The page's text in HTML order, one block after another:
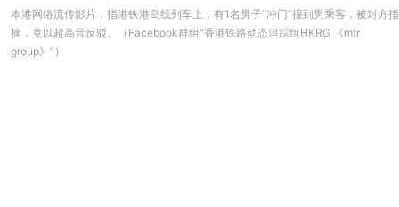
本港网络流传影片，指港铁港岛线列车上，有1名男子“冲门”撞到男乘客，被对方指
摘，竟以超高音反驳。（Facebook群组“香港铁路动态追踪组HKRG 《mtr
group》”）